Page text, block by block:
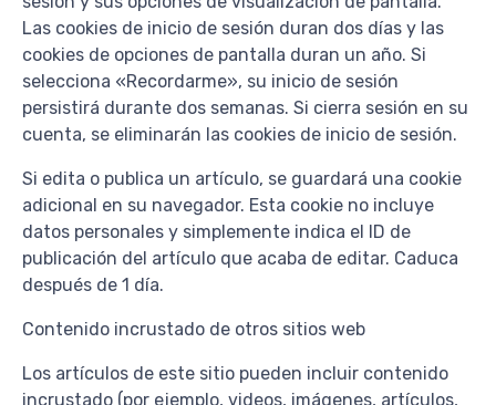
Las cookies de inicio de sesión duran dos días y las
cookies de opciones de pantalla duran un año. Si
selecciona «Recordarme», su inicio de sesión
persistirá durante dos semanas. Si cierra sesión en su
cuenta, se eliminarán las cookies de inicio de sesión.
Si edita o publica un artículo, se guardará una cookie
adicional en su navegador. Esta cookie no incluye
datos personales y simplemente indica el ID de
publicación del artículo que acaba de editar. Caduca
después de 1 día.
Contenido incrustado de otros sitios web
Los artículos de este sitio pueden incluir contenido
incrustado (por ejemplo, videos, imágenes, artículos,